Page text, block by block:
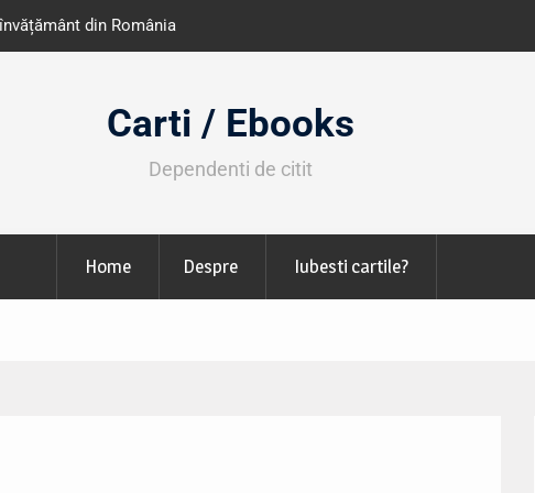
din România
octombrie
Carti / Ebooks
Dependenti de citit
Home Despre Iubesti cartile?